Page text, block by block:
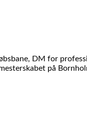
DM for
på